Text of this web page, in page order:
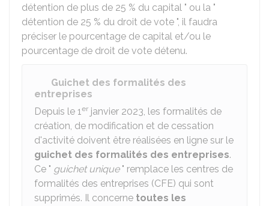
détention de plus de 25 % du capital " ou la "
détention de 25 % du droit de vote ", il faudra
préciser le pourcentage de capital et/ou le
pourcentage de droit de vote détenu.
Guichet des formalités des
entreprises
Depuis le 1er janvier 2023, les formalités de
création, de modification et de cessation
d'activité doivent être réalisées en ligne sur le
guichet des formalités des entreprises.
Ce " guichet unique" remplace les centres de
formalités des entreprises (CFE) qui sont
supprimés. Il concerne toutes les